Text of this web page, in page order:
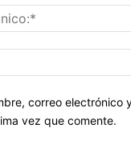
correo electrónico
vez que comente.